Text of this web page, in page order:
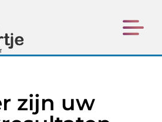
zijn uw